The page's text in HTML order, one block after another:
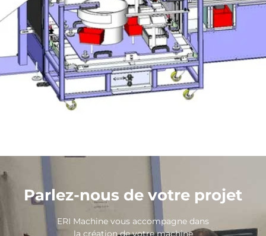
Parlez-nous de votre projet
ERI Machine vous accompagne dans
la création de votre machine